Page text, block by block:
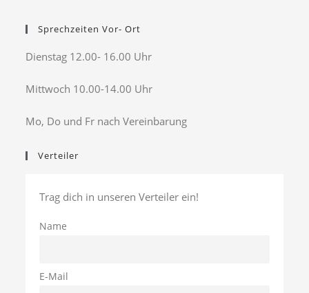
Sprechzeiten Vor- Ort
Dienstag 12.00- 16.00 Uhr
Mittwoch 10.00-14.00 Uhr
Mo, Do und Fr nach Vereinbarung
Verteiler
Trag dich in unseren Verteiler ein!
Name
E-Mail